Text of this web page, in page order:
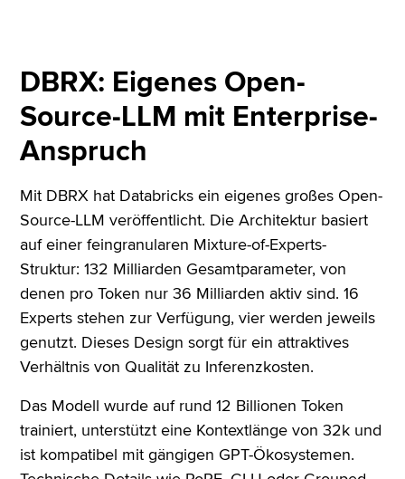
DBRX: Eigenes Open-
Source-LLM mit Enterprise-
Anspruch
Mit DBRX hat Databricks ein eigenes großes Open-
Source-LLM veröffentlicht. Die Architektur basiert
auf einer feingranularen Mixture-of-Experts-
Struktur: 132 Milliarden Gesamtparameter, von
denen pro Token nur 36 Milliarden aktiv sind. 16
Experts stehen zur Verfügung, vier werden jeweils
genutzt. Dieses Design sorgt für ein attraktives
Verhältnis von Qualität zu Inferenzkosten.
Das Modell wurde auf rund 12 Billionen Token
trainiert, unterstützt eine Kontextlänge von 32k und
ist kompatibel mit gängigen GPT-Ökosystemen.